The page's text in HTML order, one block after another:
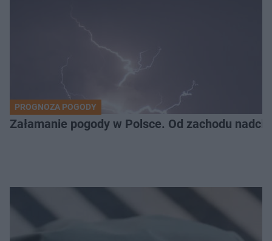
PROGNOZA POGODY
Załamanie pogody w Polsce. Od zachodu